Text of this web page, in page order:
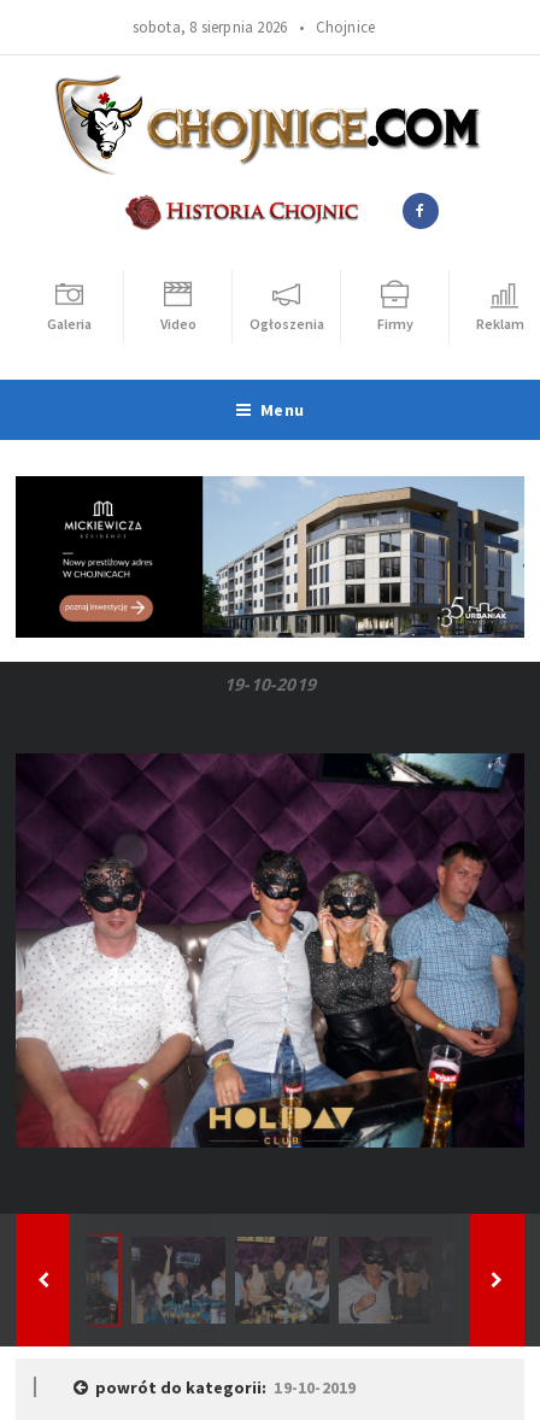
sobota, 8 sierpnia 2026 • Chojnice
Galeria Video Ogłoszenia Firmy Reklama
Menu
19-10-2019
powrót do kategorii: 19-10-2019